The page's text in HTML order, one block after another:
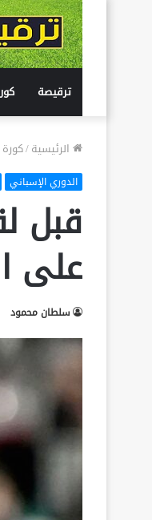
ترقيصة
الرئيسية/
الدوري الإسباني
قبل
على
سلطان محمود